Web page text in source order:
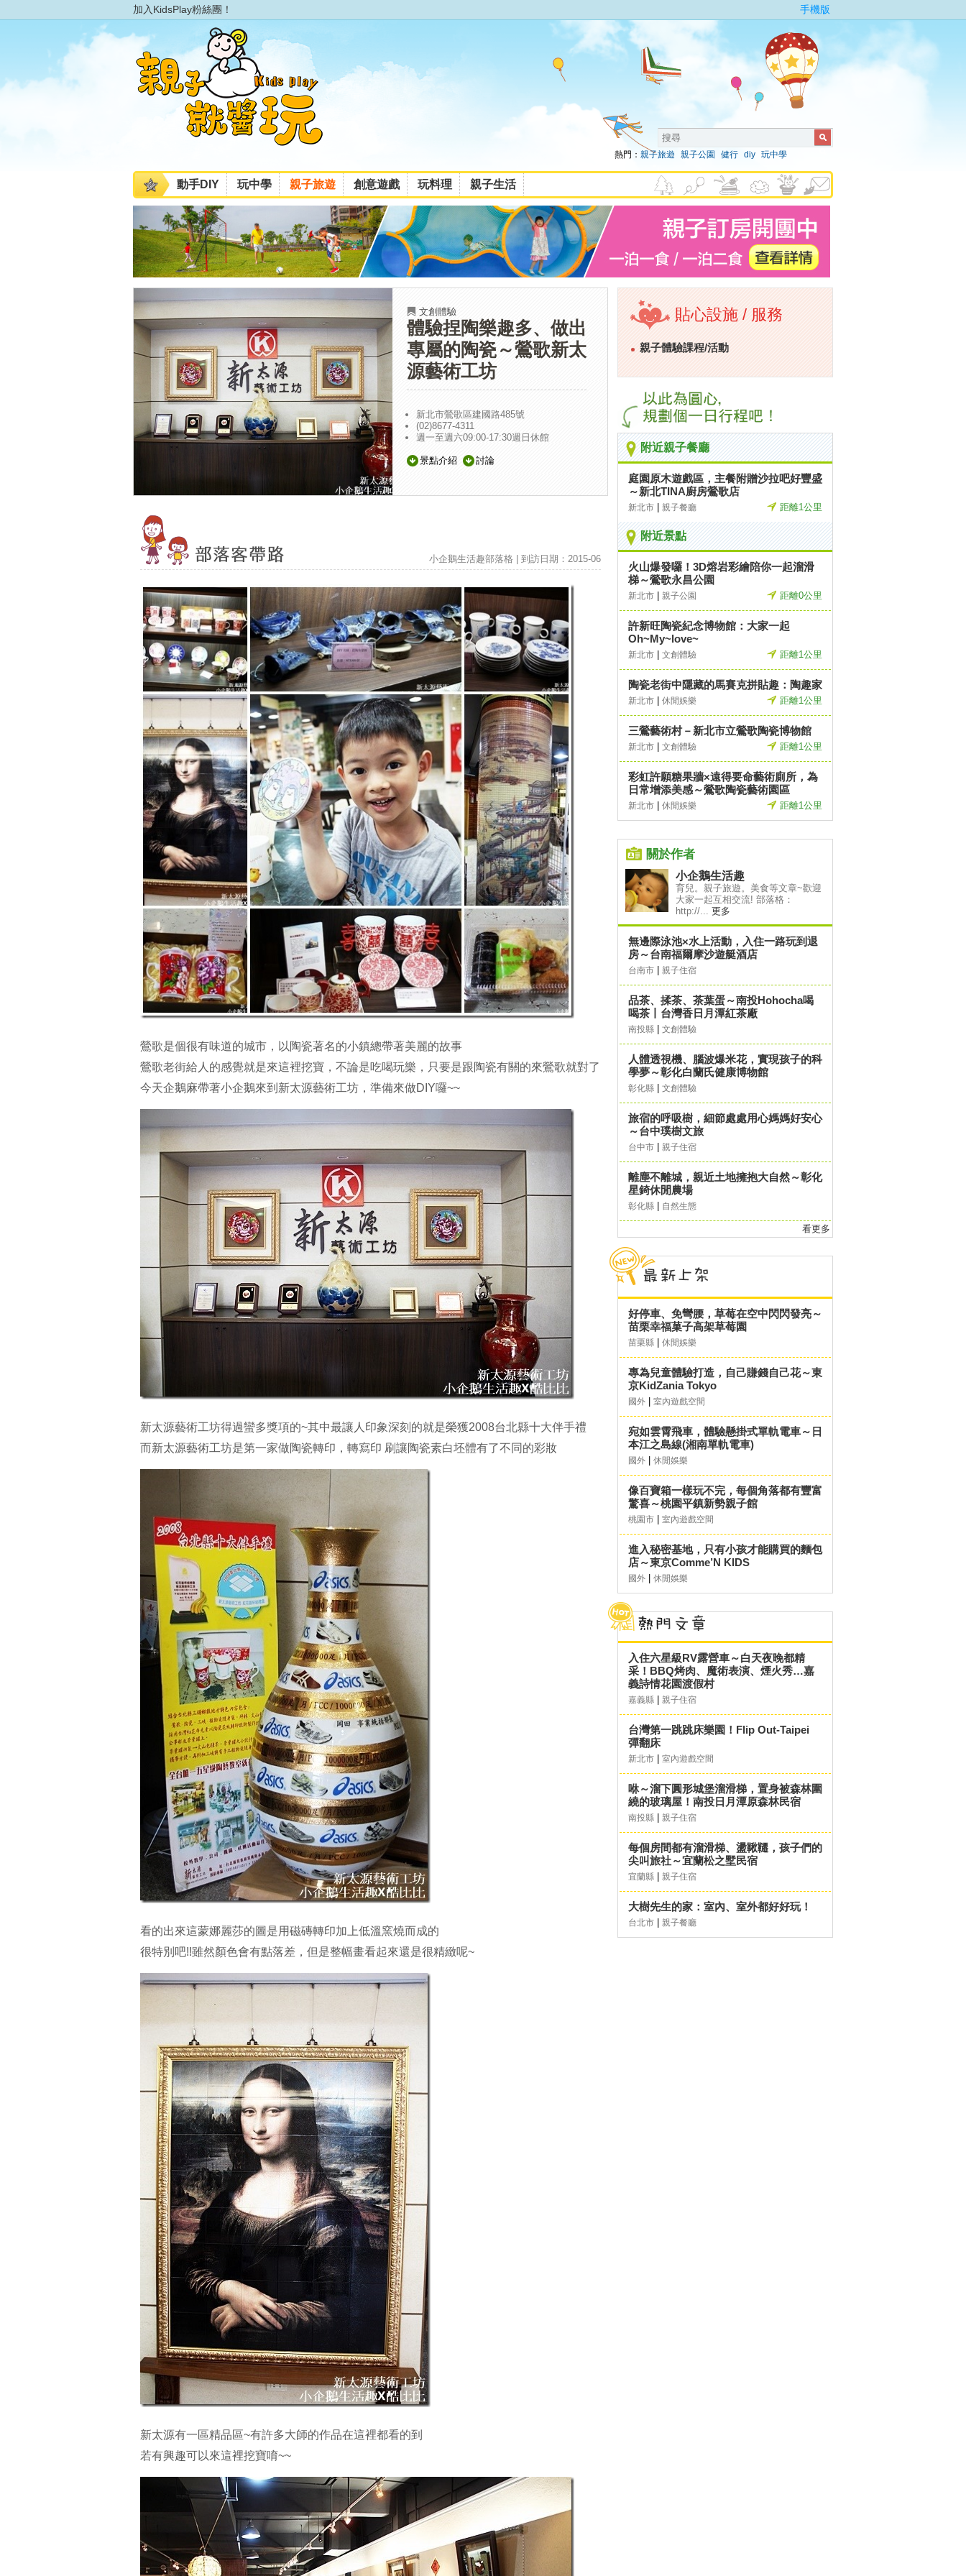
加入KidsPlay粉絲團！ 手機版
熱門： 親子旅遊 親子公園 健行 diy 玩中學
動手DIY 玩中學 親子旅遊 創意遊戲 玩料理 親子生活
文創體驗
體驗捏陶樂趣多、做出
專屬的陶瓷～鶯歌新太
源藝術工坊
新北市鶯歌區建國路485號
(02)8677-4311
週一至週六09:00-17:30週日休館
景點介紹 討論
小企鵝生活趣部落格 | 到訪日期：2015-06
鶯歌是個很有味道的城市，以陶瓷著名的小鎮總帶著美麗的故事
鶯歌老街給人的感覺就是來這裡挖寶，不論是吃喝玩樂，只要是跟陶瓷有關的來鶯歌就對了
今天企鵝麻帶著小企鵝來到新太源藝術工坊，準備來做DIY囉~~
新太源藝術工坊得過蠻多獎項的~其中最讓人印象深刻的就是榮獲2008台北縣十大伴手禮
而新太源藝術工坊是第一家做陶瓷轉印，轉寫印 刷讓陶瓷素白坯體有了不同的彩妝
看的出來這蒙娜麗莎的圖是用磁磚轉印加上低溫窯燒而成的
很特別吧!!雖然顏色會有點落差，但是整幅畫看起來還是很精緻呢~
新太源有一區精品區~有許多大師的作品在這裡都看的到
若有興趣可以來這裡挖寶唷~~
貼心設施 / 服務
親子體驗課程/活動
附近親子餐廳
庭園原木遊戲區，主餐附贈沙拉吧好豐盛
～新北TINA廚房鶯歌店
新北市 親子餐廳 距離1公里
附近景點
火山爆發囉！3D熔岩彩繪陪你一起溜滑
梯～鶯歌永昌公園
新北市 親子公園 距離0公里
許新旺陶瓷紀念博物館：大家一起
Oh~My~love~
新北市 文創體驗 距離1公里
陶瓷老街中隱藏的馬賽克拼貼趣：陶趣家
新北市 休閒娛樂 距離1公里
三鶯藝術村－新北市立鶯歌陶瓷博物館
新北市 文創體驗 距離1公里
彩虹許願糖果牆×遠得要命藝術廁所，為
日常增添美感～鶯歌陶瓷藝術園區
新北市 休閒娛樂 距離1公里
關於作者
小企鵝生活趣
育兒。親子旅遊。美食等文章~歡迎
大家一起互相交流! 部落格：
http://... 更多
無邊際泳池×水上活動，入住一路玩到退
房～台南福爾摩沙遊艇酒店
台南市 親子住宿
品茶、揉茶、茶葉蛋～南投Hohocha喝
喝茶丨台灣香日月潭紅茶廠
南投縣 文創體驗
人體透視機、腦波爆米花，實現孩子的科
學夢～彰化白蘭氏健康博物館
彰化縣 文創體驗
旅宿的呼吸樹，細節處處用心媽媽好安心
～台中璞樹文旅
台中市 親子住宿
離塵不離城，親近土地擁抱大自然～彰化
星錡休閒農場
彰化縣 自然生態
看更多
好停車、免彎腰，草莓在空中閃閃發亮～
苗栗幸福菓子高架草莓園
苗栗縣 休閒娛樂
專為兒童體驗打造，自己賺錢自己花～東
京KidZania Tokyo
國外 室內遊戲空間
宛如雲霄飛車，體驗懸掛式單軌電車～日
本江之島線(湘南單軌電車)
國外 休閒娛樂
像百寶箱一樣玩不完，每個角落都有豐富
驚喜～桃園平鎮新勢親子館
桃園市 室內遊戲空間
進入秘密基地，只有小孩才能購買的麵包
店～東京Comme’N KIDS
國外 休閒娛樂
入住六星級RV露營車～白天夜晚都精
采！BBQ烤肉、魔術表演、煙火秀…嘉
義詩情花園渡假村
嘉義縣 親子住宿
台灣第一跳跳床樂園！Flip Out-Taipei
彈翻床
新北市 室內遊戲空間
咻～溜下圓形城堡溜滑梯，置身被森林圍
繞的玻璃屋！南投日月潭原森林民宿
南投縣 親子住宿
每個房間都有溜滑梯、盪鞦韆，孩子們的
尖叫旅社～宜蘭松之墅民宿
宜蘭縣 親子住宿
大樹先生的家：室內、室外都好好玩！
台北市 親子餐廳